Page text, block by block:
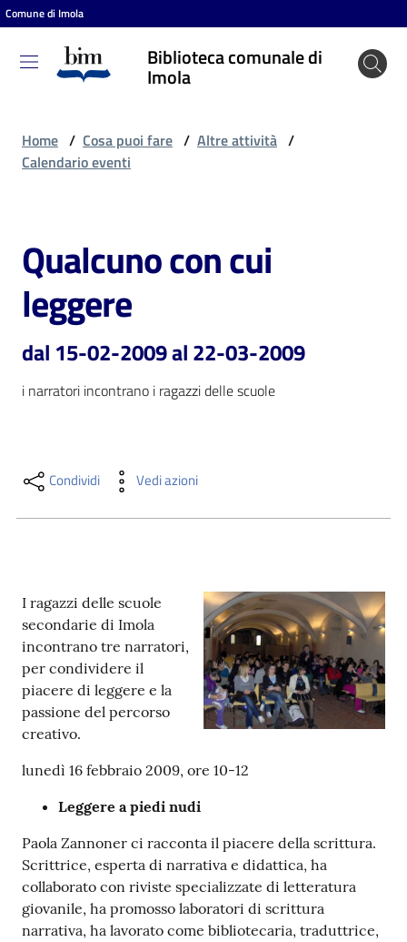
Vai al contenuto
Vai alla navigazione
Vai al footer
Comune di Imola
Biblioteca comunale di
Imola
Biblioteca
comunale
Cosa
puoi
fare
Scopri
Casa
Piani
Archivio
storico
Decentrate
Patto
per
la
lettura
Home / Cosa puoi fare / Altre attività /
Calendario eventi
Salta al contenuto
Qualcuno con cui
leggere
dal 15-02-2009 al 22-03-2009
i narratori incontrano i ragazzi delle scuole
Condividi Vedi azioni
I ragazzi delle scuole
secondarie di Imola
incontrano tre narratori,
per condividere il
piacere di leggere e la
passione del percorso
creativo.
lunedì 16 febbraio 2009, ore 10-12
Leggere a piedi nudi
Paola Zannoner ci racconta il piacere della scrittura.
Scrittrice, esperta di narrativa e didattica, ha
collaborato con riviste specializzate di letteratura
giovanile, ha promosso laboratori di scrittura
narrativa, ha lavorato come bibliotecaria, traduttrice,